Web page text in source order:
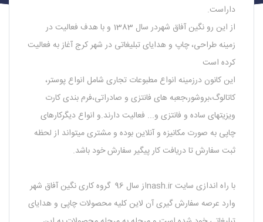
داراست.
از این رو نگین آفاق شهردر سال 1383 و با هدف فعالیت در
زمینه طراحی، چاپ و هدایای تبلیغاتی در شهر کرج آغاز به فعالیت
کرده است
این کانون درزمینه انواع مطبوعات تجاری شامل انواع پوستر،
کاتالوگ،بروشور،جعبه های فانتزی و صادراتی،فرم بندی کارت
ویزیتهای ساده و فانتزی و... فعالیت دارند.و انواع دیگرکارهای
چاپی به صورت مکانیزه و آنلاین بوده و مشتری میتواند از لحظه
ثبت سفارش تا دریافت کار پیگیر سفارش خود باشد.
با راه اندازی سایت nash.irاز سال 96 گروه کاری نگین آفاق شهر
وارد عرصه سفارش گیری آن لاین کلیه محصولات چاپی و هدایای